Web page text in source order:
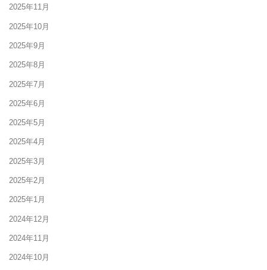
2025年11月
2025年10月
2025年9月
2025年8月
2025年7月
2025年6月
2025年5月
2025年4月
2025年3月
2025年2月
2025年1月
2024年12月
2024年11月
2024年10月